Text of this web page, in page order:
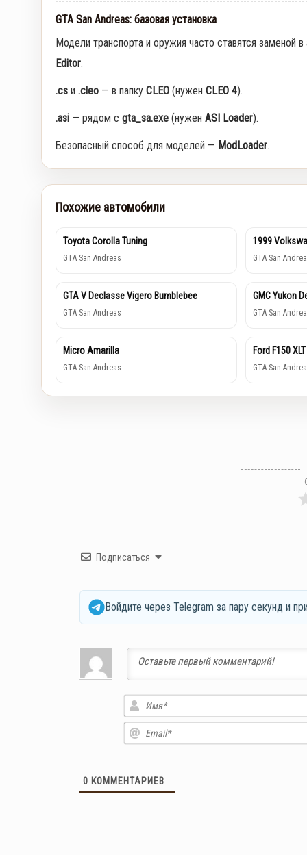
GTA San Andreas: базовая установка
Модели транспорта и оружия часто ставятся заменой
Editor.
.cs и .cleo — в папку CLEO (нужен CLEO 4).
.asi — рядом с gta_sa.exe (нужен ASI Loader).
Безопасный способ для моделей — ModLoader.
Похожие автомобили
Toyota Corolla Tuning
GTA San Andreas
1999
GTA San
GTA V Declasse Vigero Bumblebee
GTA San Andreas
GMC Yukon
GTA San
Micro Amarilla
GTA San Andreas
Ford F150 XLT
GTA San
Подписаться
Войдите через Telegram за пару секунд и
0 КОММЕНТАРИЕВ